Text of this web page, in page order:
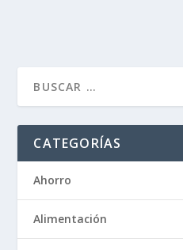
CATEGORÍAS
Ahorro
Alimentación